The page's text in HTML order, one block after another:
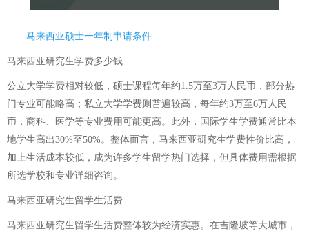
马来西亚硕士一年制申请条件
马来西亚研究生学费多少钱
公立大学学费相对较低，硕士课程每年约1.5万至3万人民币，部分热
门专业可能略高；私立大学学费则普遍较高，每年约3万至6万人民
币，商科、医学等专业费用可能更高。此外，国际学生学费通常比本
地学生高出30%至50%。整体而言，马来西亚研究生学费性价比高，
加上生活成本较低，成为许多学生留学热门选择，但具体费用需根据
所选学校和专业详细咨询。
马来西亚研究生留学生活费
马来西亚研究生留学生活费整体较为经济实惠。在吉隆坡等大城市，